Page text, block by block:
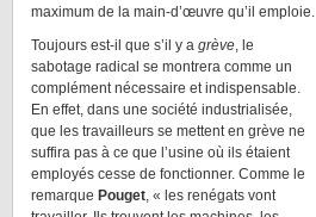
maximum de la main-d’œuvre qu’il emploie.
Toujours est-il que s’il y a grève, le
sabotage radical se montrera comme un
complément nécessaire et indispensable.
En effet, dans une société industrialisée,
que les travailleurs se mettent en grève ne
suffira pas à ce que l’usine où ils étaient
employés cesse de fonctionner. Comme le
remarque Pouget, « les renégats vont